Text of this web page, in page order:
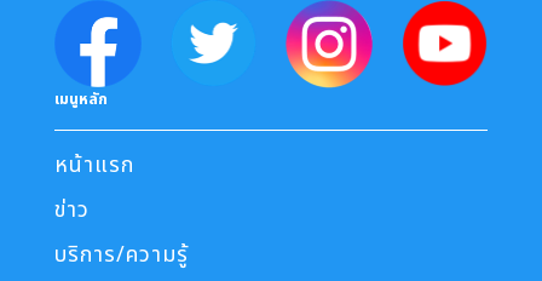
เมนูหลัก
หน้าแรก
ข่าว
บริการ/ความรู้